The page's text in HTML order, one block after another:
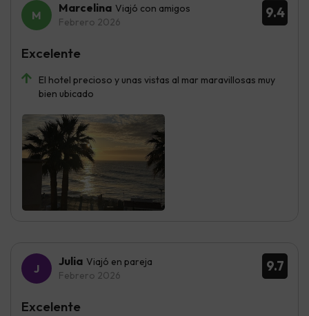
9.4
Marcelina Viajó con amigos
Febrero 2026
El hotel precioso y unas vistas al mar maravillosas muy
bien ubicado
Excelente
9.7
Julia Viajó en pareja
Febrero 2026
Excelente